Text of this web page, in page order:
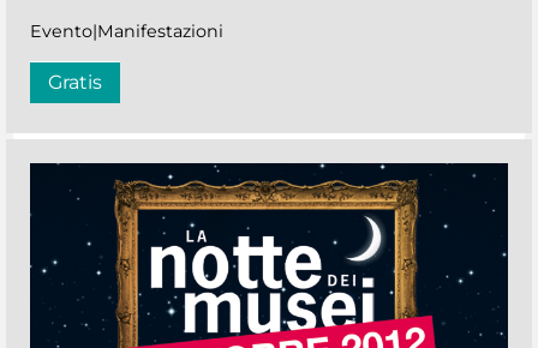
Evento|Manifestazioni
Gratis